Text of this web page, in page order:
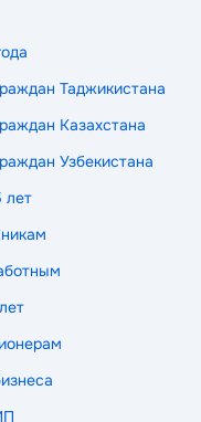
Таджикистана
Казахстана
Узбекистана
лет